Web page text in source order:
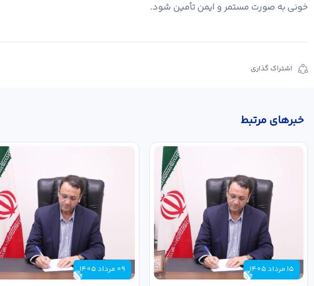
خونی به صورت مستمر و ایمن تأمین شود.
اشتراک گذاری
خبر‌های مرتبط
15 مرداد 1405 09 مرداد 1405